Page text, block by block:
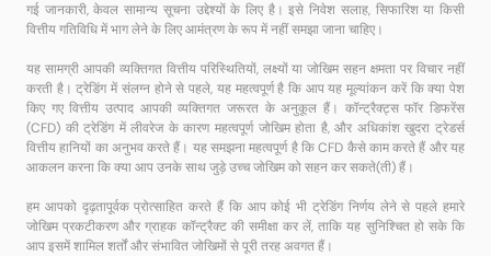
गई जानकारी, केवल सामान्य सूचना उद्देश्यों के लिए है। इसे निवेश सलाह, सिफारिश या किसी
वित्तीय गतिविधि में भाग लेने के लिए आमंत्रण के रूप में नहीं समझा जाना चाहिए।
यह सामग्री आपकी व्यक्तिगत वित्तीय परिस्थितियों, लक्ष्यों या जोखिम सहन क्षमता पर विचार नहीं
करती है। ट्रेडिंग में संलग्न होने से पहले, यह महत्वपूर्ण है कि आप यह मूल्यांकन करें कि क्या पेश
किए गए वित्तीय उत्पाद आपकी व्यक्तिगत जरूरत के अनुकूल हैं। कॉन्ट्रैक्ट्स फॉर डिफरेंस
(CFD) की ट्रेडिंग में लीवरेज के कारण महत्वपूर्ण जोखिम होता है, और अधिकांश खुदरा ट्रेडर्स
वित्तीय हानियों का अनुभव करते हैं। यह समझना महत्वपूर्ण है कि CFD कैसे काम करते हैं और यह
आकलन करना कि क्या आप उनके साथ जुड़े उच्च जोखिम को सहन कर सकते(ती) हैं।
हम आपको दृढ़तापूर्वक प्रोत्साहित करते हैं कि आप कोई भी ट्रेडिंग निर्णय लेने से पहले हमारे
जोखिम प्रकटीकरण और ग्राहक कॉन्ट्रैक्ट की समीक्षा कर लें, ताकि यह सुनिश्चित हो सके कि
आप इसमें शामिल शर्तों और संभावित जोखिमों से पूरी तरह अवगत हैं।